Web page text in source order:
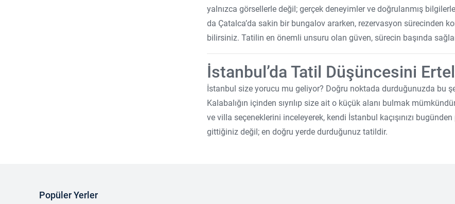
yalnızca görsellerle değil; gerçek deneyimler ve doğrulanmış
da Çatalca’da sakin bir bungalov ararken, rezervasyon sürecinden
bilirsiniz. Tatilin en önemli unsuru olan güven, sürecin başında
İstanbul’da Tatil Düşüncesini
İstanbul size yorucu mu geliyor? Doğru noktada durduğunuzda bu
Kalabalığın içinden sıyrılıp size ait o küçük alanı bulmak
ve villa seçeneklerini inceleyerek, kendi İstanbul kaçışınızı
gittiğiniz değil; en doğru yerde durduğunuz tatildir.
Popüler Yerler